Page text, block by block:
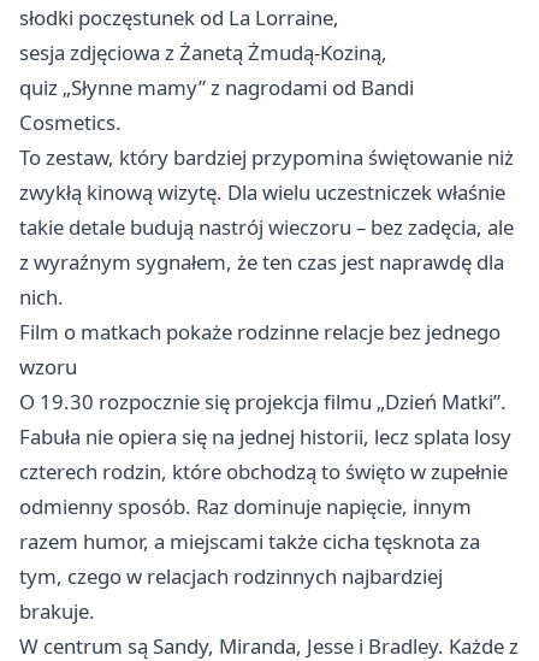
słodki poczęstunek od La Lorraine,
sesja zdjęciowa z Żanetą Żmudą-Koziną,
quiz „Słynne mamy” z nagrodami od Bandi
Cosmetics.
To zestaw, który bardziej przypomina świętowanie niż
zwykłą kinową wizytę. Dla wielu uczestniczek właśnie
takie detale budują nastrój wieczoru – bez zadęcia, ale
z wyraźnym sygnałem, że ten czas jest naprawdę dla
nich.
Film o matkach pokaże rodzinne relacje bez jednego
wzoru
O 19.30 rozpocznie się projekcja filmu „Dzień Matki”.
Fabuła nie opiera się na jednej historii, lecz splata losy
czterech rodzin, które obchodzą to święto w zupełnie
odmienny sposób. Raz dominuje napięcie, innym
razem humor, a miejscami także cicha tęsknota za
tym, czego w relacjach rodzinnych najbardziej
brakuje.
W centrum są Sandy, Miranda, Jesse i Bradley. Każde z